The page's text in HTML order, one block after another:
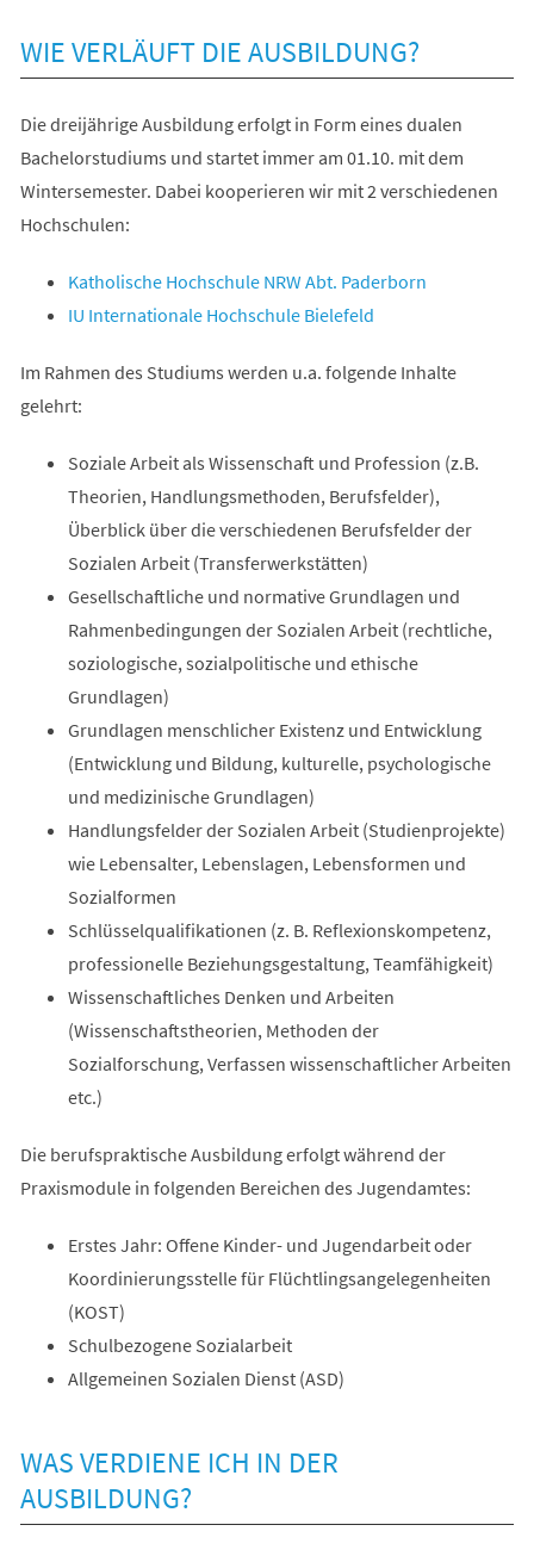
WIE VERLÄUFT DIE AUSBILDUNG?
Die dreijährige Ausbildung erfolgt in Form eines dualen
Bachelorstudiums und startet immer am 01.10. mit dem
Wintersemester. Dabei kooperieren wir mit 2 verschiedenen
Hochschulen:
Katholische Hochschule NRW Abt. Paderborn
(Öffnet
neuen
Tab)
IU Internationale Hochschule Bielefeld
(Öffnet
einem
neuen
Im Rahmen des Studiums werden u.a. folgende Inhalte
gelehrt:
Soziale Arbeit als Wissenschaft und Profession (z.B.
Theorien, Handlungsmethoden, Berufsfelder),
Überblick über die verschiedenen Berufsfelder der
Sozialen Arbeit (Transferwerkstätten)
Gesellschaftliche und normative Grundlagen und
Rahmenbedingungen der Sozialen Arbeit (rechtliche,
soziologische, sozialpolitische und ethische
Grundlagen)
Grundlagen menschlicher Existenz und Entwicklung
(Entwicklung und Bildung, kulturelle, psychologische
und medizinische Grundlagen)
Handlungsfelder der Sozialen Arbeit (Studienprojekte)
wie Lebensalter, Lebenslagen, Lebensformen und
Sozialformen
Schlüsselqualifikationen (z. B. Reflexionskompetenz,
professionelle Beziehungsgestaltung, Teamfähigkeit)
Wissenschaftliches Denken und Arbeiten
(Wissenschaftstheorien, Methoden der
Sozialforschung, Verfassen wissenschaftlicher Arbeiten
etc.)
Die berufspraktische Ausbildung erfolgt während der
Praxismodule in folgenden Bereichen des Jugendamtes:
Erstes Jahr: Offene Kinder- und Jugendarbeit oder
Koordinierungsstelle für Flüchtlingsangelegenheiten
(KOST)
Schulbezogene Sozialarbeit
Allgemeinen Sozialen Dienst (ASD)
WAS VERDIENE ICH IN DER
AUSBILDUNG?